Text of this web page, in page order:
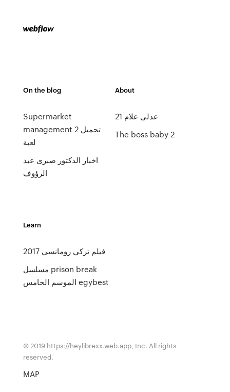
On the blog
Supermarket
management 2 تحميل
لعبة
اخبار الدكتور صبرى عبد
الرؤوف
About
عدلى علام 21
The boss baby 2
Learn
فيلم تركي رومانسي 2017
مسلسل prison break
الموسم الخامس egybest
© 2019 https://heylibrexx.web.app, Inc. All rights
reserved.
MAP